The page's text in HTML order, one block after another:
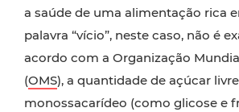
a saúde de uma alimentação rica
palavra “vício”, neste caso, não é
acordo com a Organização
(OMS), a quantidade de açúcar
monossacarídeo (como glicose e